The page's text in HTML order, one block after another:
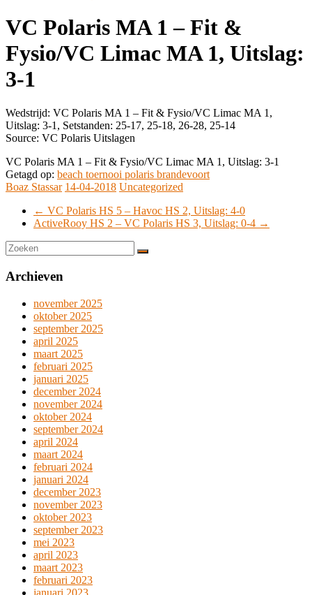
VC Polaris MA 1 – Fit &
Fysio/VC Limac MA 1, Uitslag:
3-1
Wedstrijd: VC Polaris MA 1 – Fit & Fysio/VC Limac MA 1,
Uitslag: 3-1, Setstanden: 25-17, 25-18, 26-28, 25-14
Source: VC Polaris Uitslagen
VC Polaris MA 1 – Fit & Fysio/VC Limac MA 1, Uitslag: 3-1
Getagd op: beach toernooi polaris brandevoort
Boaz Stassar 14-04-2018 Uncategorized
← VC Polaris HS 5 – Havoc HS 2, Uitslag: 4-0
ActiveRooy HS 2 – VC Polaris HS 3, Uitslag: 0-4 →
Archieven
november 2025
oktober 2025
september 2025
april 2025
maart 2025
februari 2025
januari 2025
december 2024
november 2024
oktober 2024
september 2024
april 2024
maart 2024
februari 2024
januari 2024
december 2023
november 2023
oktober 2023
september 2023
mei 2023
april 2023
maart 2023
februari 2023
januari 2023